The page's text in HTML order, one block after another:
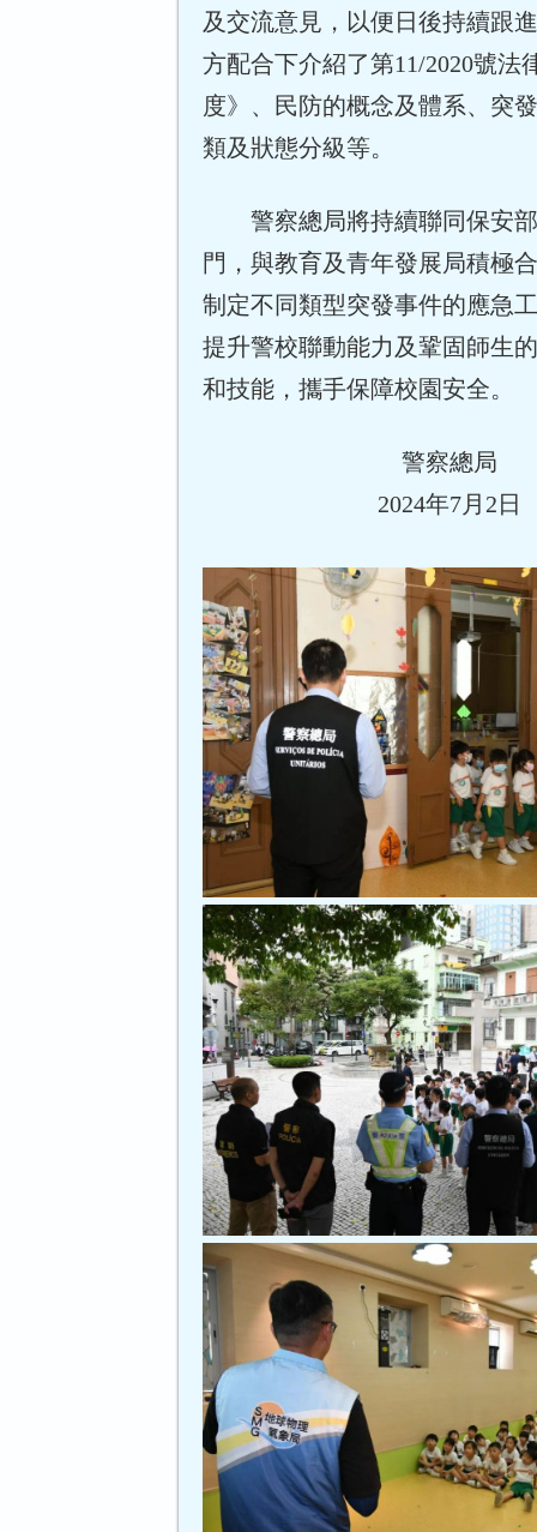
及交流意見，以便日後持續跟
方配合下介紹了第11/2020號法
度》、民防的概念及體系、突
類及狀態分級等。
警察總局將持續聯同保安
門，與教育及青年發展局積極
制定不同類型突發事件的應急
提升警校聯動能力及鞏固師生
和技能，攜手保障校園安全。
警察總局
2024年7月2日